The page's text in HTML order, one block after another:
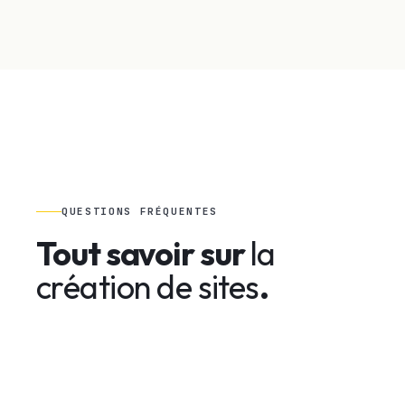
QUESTIONS FRÉQUENTES
Tout savoir surla
création de sites.